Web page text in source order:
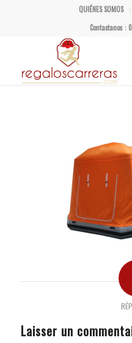
QUIÉNES SOMOS
Contactanos :
Laisser un